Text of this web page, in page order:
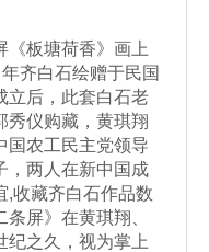
板塘荷香》画上
齐白石绘赠于民国
立后，此套白石老
秀仪购藏，黄琪翔
国农工民主党领导
，两人在新中国成
,收藏齐白石作品数
屏》在黄琪翔、
纪之久，视为掌上